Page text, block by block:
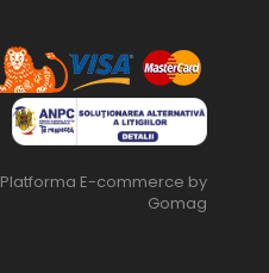
Platforma E-commerce by
Gomag